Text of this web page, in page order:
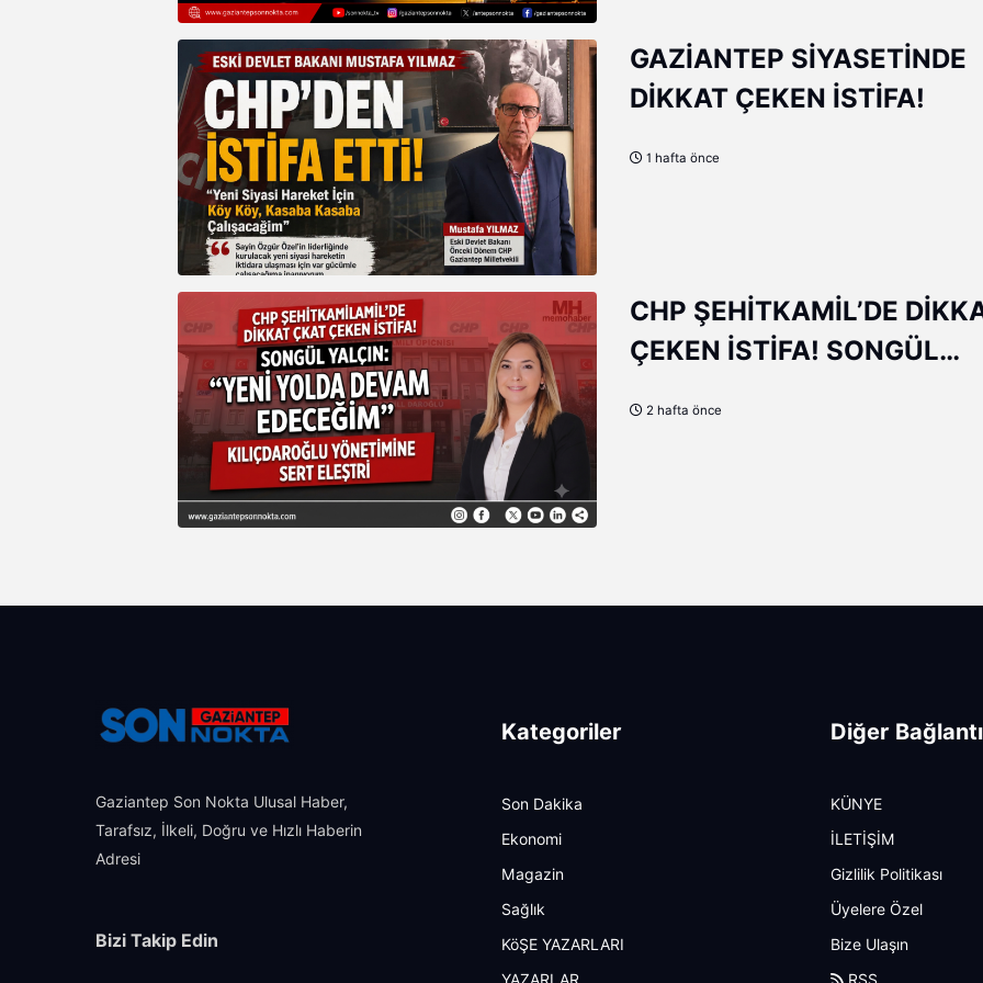
GAZİANTEP SİYASETİNDE
DİKKAT ÇEKEN İSTİFA!
1 hafta önce
CHP ŞEHİTKAMİL’DE
ÇEKEN İSTİFA! SONGÜL
2 hafta önce
Gaziantep Son Nokta Ulusal Haber,
Tarafsız, İlkeli, Doğru ve Hızlı Haberin
Adresi
Bizi Takip Edin
Kategoriler
Son Dakika
Ekonomi
Magazin
Sağlık
KöŞE YAZARLARI
Diğer
KÜNYE
İLETİŞİM
Gizlilik Politikası
Üyelere Özel
Bize Ulaşın